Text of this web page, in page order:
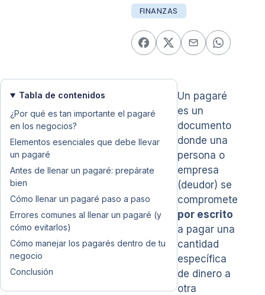
FINANZAS
Tabla de contenidos
¿Por qué es tan importante el pagaré
en los negocios?
Elementos esenciales que debe llevar
un pagaré
Antes de llenar un pagaré: prepárate
bien
Cómo llenar un pagaré paso a paso
Errores comunes al llenar un pagaré (y
cómo evitarlos)
Cómo manejar los pagarés dentro de tu
negocio
Conclusión
Un pagaré
es un
documento
donde una
persona o
empresa
(deudor) se
compromete
por escrito
a pagar una
cantidad
específica
de dinero a
otra